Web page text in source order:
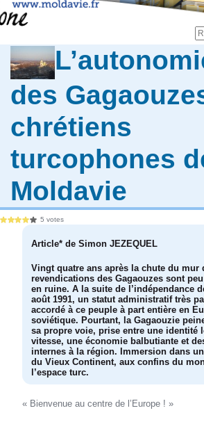
des
chrétiens
turcophones
Moldavie
5 votes
Article* de Simon JEZEQUEL
Vingt quatre ans après la chute du mur
revendications des Gagaouzes sont
en ruine. A la suite de l’indépendance
août 1991, un statut administratif très
accordé à ce peuple à part entière en
soviétique. Pourtant, la Gagaouzie
sa propre voie, prise entre une identité
vitesse, une économie balbutiante et
internes à la région. Immersion dans
du Vieux Continent, aux confins du
l’espace turc.
« Bienvenue au centre de l’Europe ! »